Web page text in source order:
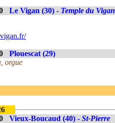
Le Vigan (30) - Temple du Vigan
Plouescat (29)
orgue
Vieux-Boucaud (40) - St-Pierre